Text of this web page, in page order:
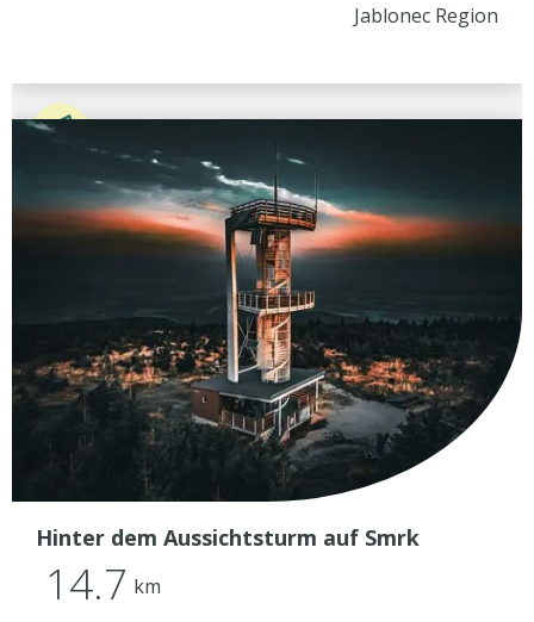
Jablonec Region
Hinter dem Aussichtsturm auf Smrk
14.7 km